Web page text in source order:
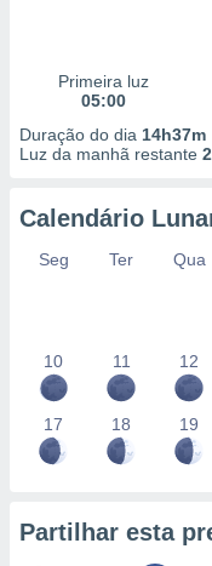
Primeira luz
05:00
Duração do dia 14h37m
Luz da manhã restante
Calendário
Seg Ter Qua
10 11 12
17 18 19
Partilhar esta